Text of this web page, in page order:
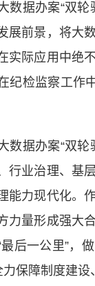
据办案“双轮
展前景，将大
实际应用中绝
纪检监察工作
据办案“双轮
行业治理、基
能力现代化。
力量形成强大
后一公里”，
力保障制度建